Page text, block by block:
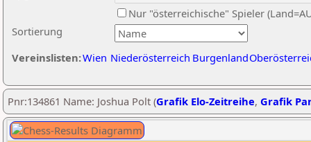
Sortierung
Nur "österreichische" Spieler
Vereinslisten:Wien Niederösterreich Burgenland
Pnr:134861 Name: Joshua Polt (Grafik Elo-Zeitreihe, Grafik